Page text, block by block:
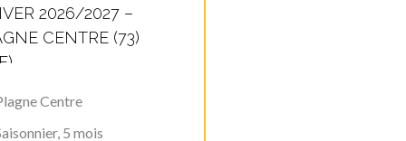
2026/2027 –
CENTRE (73)
Centre
5 mois